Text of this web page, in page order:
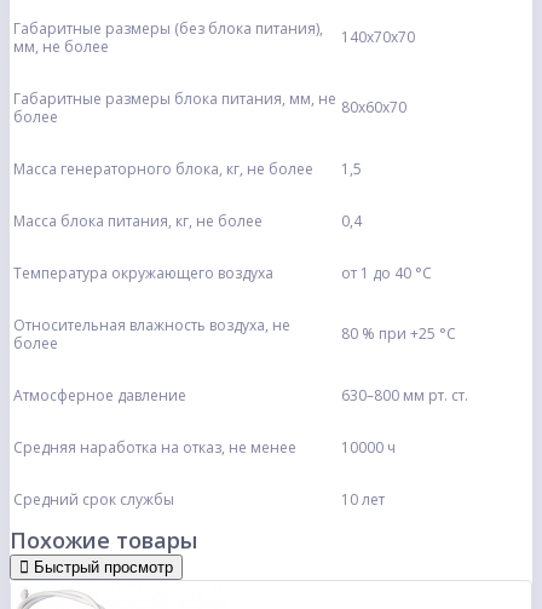
Габаритные размеры (без блока питания),
мм, не более
140х70х70
Габаритные размеры блока питания, мм, не
более
80х60х70
Масса генераторного блока, кг, не более 1,5
Масса блока питания, кг, не более 0,4
Температура окружающего воздуха от 1 до 40 °С
Относительная влажность воздуха, не
более
80 % при +25 °С
Атмосферное давление 630–800 мм рт. ст.
Средняя наработка на отказ, не менее 10000 ч
Средний срок службы 10 лет
Похожие товары
Быстрый просмотр